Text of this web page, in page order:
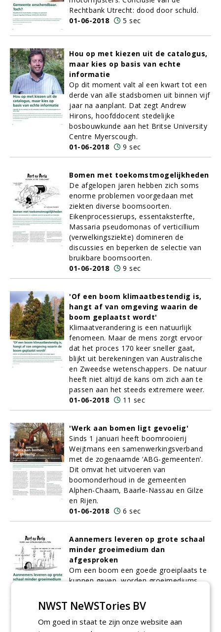
Rechtbank Utrecht: dood door schuld.
01-06-2018
5 sec
Hou op met kiezen uit de catalogus,
maar kies op basis van echte
informatie
Op dit moment valt al een kwart tot een
derde van alle stadsbomen uit binnen vijf
jaar na aanplant. Dat zegt Andrew
Hirons, hoofddocent stedelijke
bosbouwkunde aan het Britse University
Centre Myerscough.
01-06-2018
9 sec
Bomen met toekomstmogelijkheden
De afgelopen jaren hebben zich soms
enorme problemen voorgedaan met
ziekten diverse boomsoorten.
Eikenprocessierups, essentaksterfte,
Massaria pseudomonas of verticillium
(verwelkingsziekte) domineren de
discussies en beperken de selectie van
bruikbare boomsoorten.
01-06-2018
9 sec
'Of een boom klimaatbestendig is,
hangt af van omgeving waarin de
boom geplaatst wordt'
Klimaatverandering is een natuurlijk
fenomeen. Maar de mens zorgt ervoor
dat het proces 170 keer sneller gaat,
blijkt uit berekeningen van Australische
en Zweedse wetenschappers. De natuur
heeft niet altijd de kans om zich aan te
passen aan het steeds extremere weer.
01-06-2018
11 sec
'Werk aan bomen ligt gevoelig'
Sinds 1 januari heeft boomrooierij
Weijtmans een samenwerkingsverband
met de zogenaamde ‘ABG-gemeenten’.
Dit omvat het uitvoeren van
boomonderhoud in de gemeenten
Alphen-Chaam, Baarle-Nassau en Gilze
en Rijen.
01-06-2018
6 sec
Aannemers leveren op grote schaal
minder groeimedium dan
afgesproken
Om een boom een goede groeiplaats te
kunnen geven, worden groeimediums
zijn in het bestek opgenomen en
bindend.
01-06-2018
6 sec
NWST NeWSTories BV
Om goed in staat te zijn onze website aan